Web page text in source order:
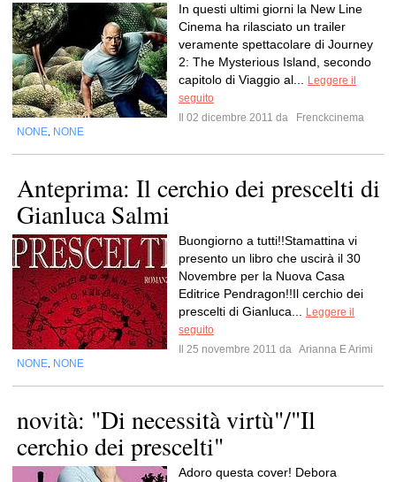
In questi ultimi giorni la New Line
Cinema ha rilasciato un trailer
veramente spettacolare di Journey
2: The Mysterious Island, secondo
capitolo di Viaggio al...
Leggere il
seguito
Il 02 dicembre 2011 da
Frenckcinema
NONE NONE
Anteprima: Il cerchio dei prescelti di
Gianluca Salmi
Buongiorno a tutti!!Stamattina vi
presento un libro che uscirà il 30
Novembre per la Nuova Casa
Editrice Pendragon!!Il cerchio dei
prescelti di Gianluca...
Leggere il
seguito
Il 25 novembre 2011 da Arianna E Arimi
NONE NONE
novità: "Di necessità virtù"/"Il
cerchio dei prescelti"
Adoro questa cover! Debora